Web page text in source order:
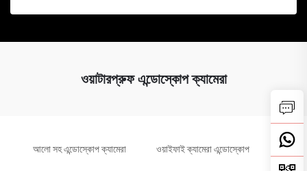
ওয়াটারপ্রুফ এন্ডোস্কোপ ক্যামেরা
আলো সহ এন্ডোস্কোপ ক্যামেরা ওয়াইফাই ক্যামেরা এন্ডোস্কোপ